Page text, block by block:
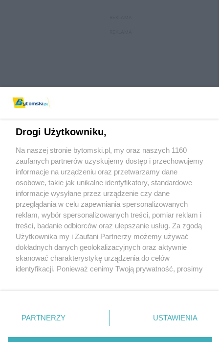
Wydawca mediów lokalnych
Nie zapomnij
zapoznać się z:
polityką prywatności regulamin korzystania z portali
Twojemiasto
Piekary Śląskie
Chorzów
Tarnowskie Góry
Gliwice
Skontaktuj sięz nami
Kontakt
Wydawca
Pogoda
Drogi Użytkowniku,
Na naszej stronie bytomski.pl, my oraz naszych 1160
zaufanych partnerów uzyskujemy dostęp i przechowujemy
informacje na urządzeniu oraz przetwarzamy dane
osobowe, takie jak unikalne identyfikatory, standardowe
informacje wysyłane przez urządzenie czy dane
przeglądania w celu zapewniania spersonalizowanych
reklam, wybór spersonalizowanych treści, pomiar reklam i
treści, badanie odbiorców oraz ulepszanie usług. Za zgodą
Użytkownika my i Zaufani Partnerzy możemy używać
dokładnych danych geolokalizacyjnych oraz aktywnie
skanować charakterystykę urządzenia do celów
identyfikacji. Ponieważ cenimy Twoją prywatność, prosimy
prywatności znajdujący się w lewym dolnym rogu strony
. Niektóre rodzaje przetwarzania danych nie wymagają
zgody użytkownika, ale masz prawo sprzeciwić się
PARTNERZY USTAWIENIA